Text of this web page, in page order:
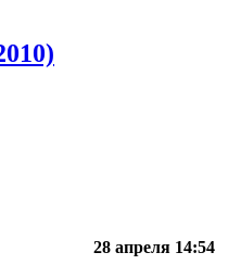
28 апреля 14:54